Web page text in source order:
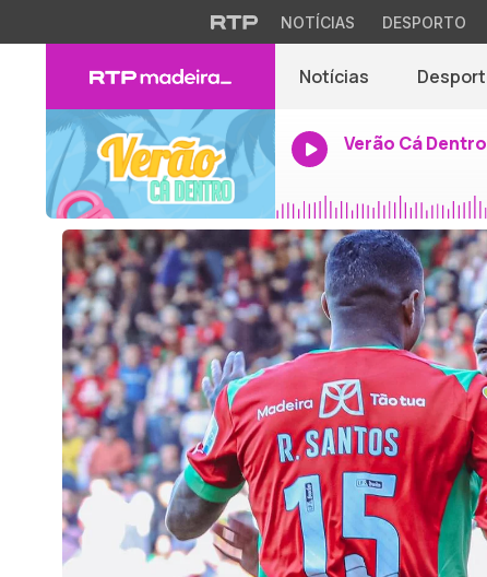
NOTÍCIAS DESPORTO
Notícias
Verão Cá